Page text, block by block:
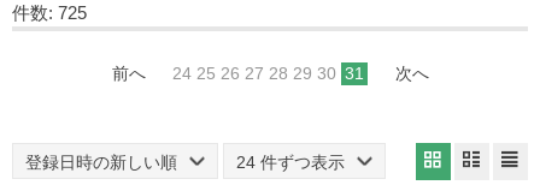
件数: 725
前へ 24 25 26 27 28 29 30 31 次へ
登録日時の新しい順 24 件ずつ表示